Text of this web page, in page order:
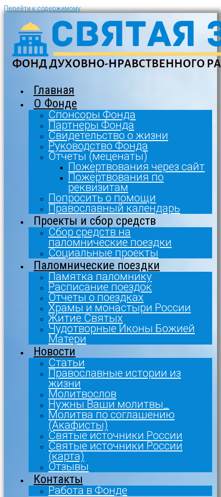
Перейти к содержимому
Главная
О Фонде
Спонсоры Фонда
Партнеры Фонда
Свидетельство о жизни
Руководство Фонда
Отчеты (меценаты)
Пожертвования через сайт
Пожертвования по
реквизитам
Попросить о помощи
Православный календарь
Проекты и сбор средств
Сбор средств на
паломнические поездки
Социальные проекты
Паломнические поездки
Памятка паломнику
Расписание поездок
Отчеты о поездках
Храмы и монастыри России
Житие Святых
Чудотворные Иконы Божией
Матери
Новости
Статьи
Православные истории из
жизни
Молитвослов
Нужны Ваши молитвы_
Молитва по соглашению
(Акафисты)
Святые источники России
Святые источники России
(карта)
Отзывы
Контакты
Работа в Фонде